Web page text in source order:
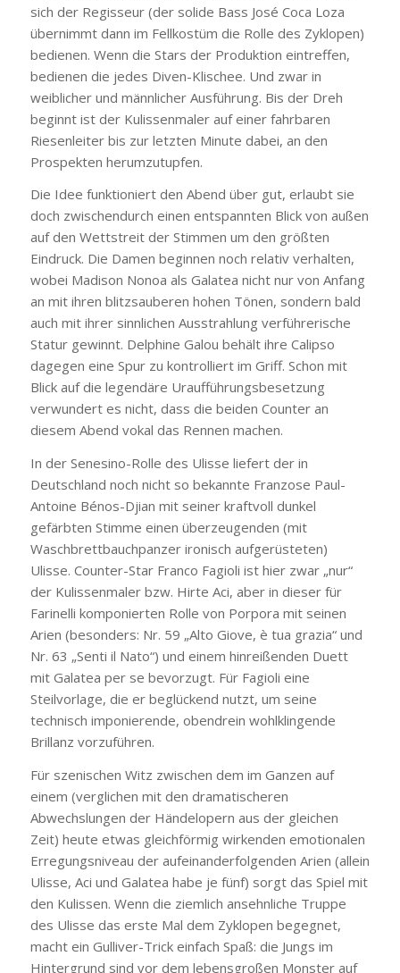
sich der Regisseur (der solide Bass José Coca Loza
übernimmt dann im Fellkostüm die Rolle des Zyklopen)
bedienen. Wenn die Stars der Produktion eintreffen,
bedienen die jedes Diven-Klischee. Und zwar in
weiblicher und männlicher Ausführung. Bis der Dreh
beginnt ist der Kulissenmaler auf einer fahrbaren
Riesenleiter bis zur letzten Minute dabei, an den
Prospekten herumzutupfen.
Die Idee funktioniert den Abend über gut, erlaubt sie
doch zwischendurch einen entspannten Blick von außen
auf den Wettstreit der Stimmen um den größten
Eindruck. Die Damen beginnen noch relativ verhalten,
wobei Madison Nonoa als Galatea nicht nur von Anfang
an mit ihren blitzsauberen hohen Tönen, sondern bald
auch mit ihrer sinnlichen Ausstrahlung verführerische
Statur gewinnt. Delphine Galou behält ihre Calipso
dagegen eine Spur zu kontrolliert im Griff. Schon mit
Blick auf die legendäre Uraufführungsbesetzung
verwundert es nicht, dass die beiden Counter an
diesem Abend vokal das Rennen machen.
In der Senesino-Rolle des Ulisse liefert der in
Deutschland noch nicht so bekannte Franzose Paul-
Antoine Bénos-Djian mit seiner kraftvoll dunkel
gefärbten Stimme einen überzeugenden (mit
Waschbrettbauchpanzer ironisch aufgerüsteten)
Ulisse. Counter-Star Franco Fagioli ist hier zwar „nur“
der Kulissenmaler bzw. Hirte Aci, aber in dieser für
Farinelli komponierten Rolle von Porpora mit seinen
Arien (besonders: Nr. 59 „Alto Giove, è tua grazia“ und
Nr. 63 „Senti il Nato“) und einem hinreißenden Duett
mit Galatea per se bevorzugt. Für Fagioli eine
Steilvorlage, die er beglückend nutzt, um seine
technisch imponierende, obendrein wohlklingende
Brillanz vorzuführen.
Für szenischen Witz zwischen dem im Ganzen auf
einem (verglichen mit den dramatischeren
Abwechslungen der Händelopern aus der gleichen
Zeit) heute etwas gleichförmig wirkenden emotionalen
Erregungsniveau der aufeinanderfolgenden Arien (allein
Ulisse, Aci und Galatea habe je fünf) sorgt das Spiel mit
den Kulissen. Wenn die ziemlich ansehnliche Truppe
des Ulisse das erste Mal dem Zyklopen begegnet,
macht ein Gulliver-Trick einfach Spaß: die Jungs im
Hintergrund sind vor dem lebensgroßen Monster auf